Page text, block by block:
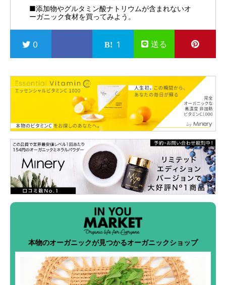
■添加物やグルタミン酸ナトリウムが含まれないオ
ーガニック食材を買ってみよう。
0 1 送る
本物のオーガニックが見つかるオーガニックショップ